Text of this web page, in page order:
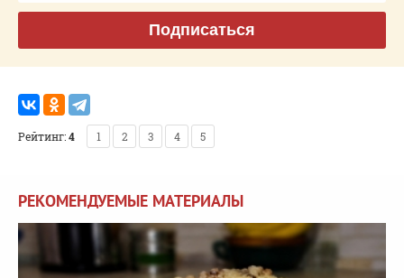
Подписаться
Рейтинг:4 1 2 3 4 5
РЕКОМЕНДУЕМЫЕ МАТЕРИАЛЫ